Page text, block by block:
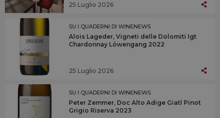
25 Luglio 2026
SU I QUADERNI DI WINENEWS
Alois Lageder, Vigneti delle Dolomiti Igt
Chardonnay Löwengang 2022
25 Luglio 2026
SU I QUADERNI DI WINENEWS
Peter Zemmer, Doc Alto Adige Giatl Pinot
Grigio Riserva 2023